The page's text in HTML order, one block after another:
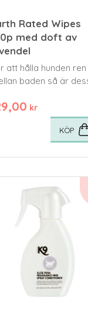
Rated Wipes
med doft av
att hålla hunden ren
baden så är
effektivt alternativ.
kr
KÖP